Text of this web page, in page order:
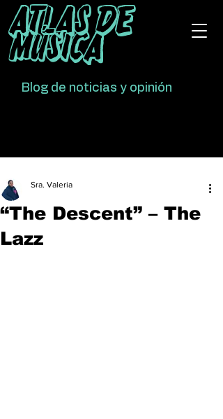
Atlas De
Música
Blog de noticias y opinión
“The Descent” – The
Lazz
Sra. Valeria